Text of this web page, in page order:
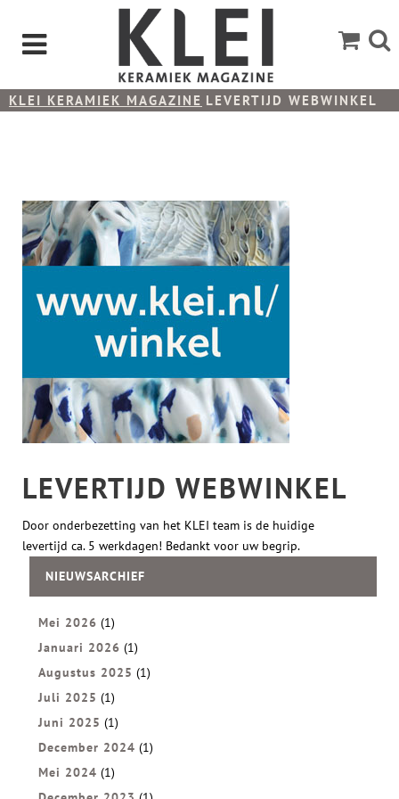
KLEI KERAMIEK MAGAZINE LEVERTIJD WEBWINKEL
LEVERTIJD WEBWINKEL
Door onderbezetting van het KLEI team is de huidige
levertijd ca. 5 werkdagen! Bedankt voor uw begrip.
NIEUWSARCHIEF
Mei 2026 (1)
Januari 2026 (1)
Augustus 2025 (1)
Juli 2025 (1)
Juni 2025 (1)
December 2024 (1)
Mei 2024 (1)